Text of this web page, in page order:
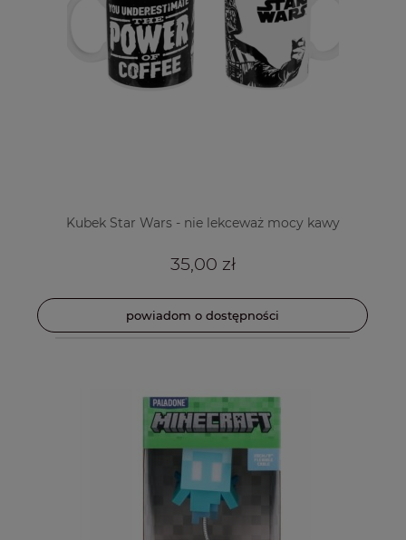
Kubek Star Wars - nie lekceważ mocy kawy
35,00 zł
powiadom o dostępności